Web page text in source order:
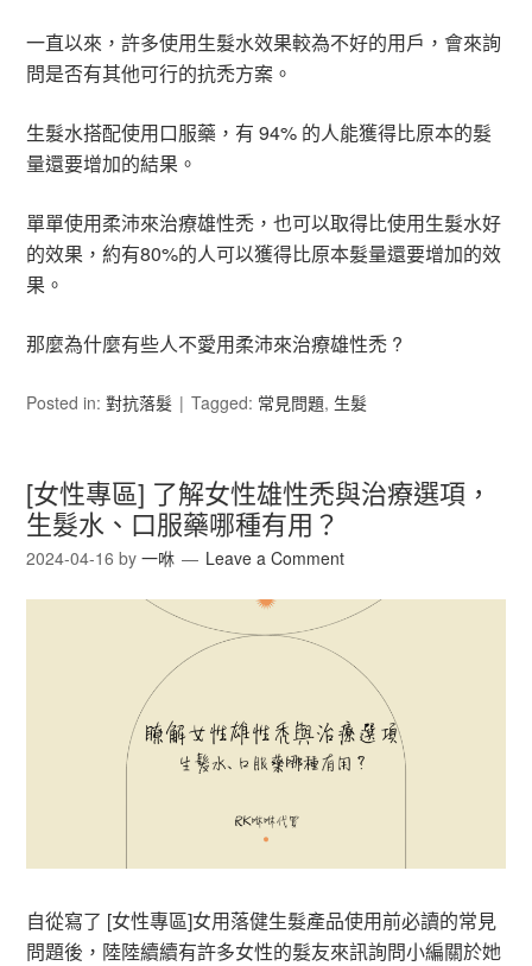
一直以來，許多使用生髮水效果較為不好的用戶，會來詢
問是否有其他可行的抗禿方案。
生髮水搭配使用口服藥，有 94% 的人能獲得比原本的髮
量還要增加的結果。
單單使用柔沛來治療雄性禿，也可以取得比使用生髮水好
的效果，約有80%的人可以獲得比原本髮量還要增加的效
果。
那麼為什麼有些人不愛用柔沛來治療雄性禿 ?
Posted in:對抗落髮 Tagged: 常見問題, 生髮
[女性專區] 了解女性雄性禿與治療選項，
生髮水、口服藥哪種有用？
2024-04-16 by一咻 Leave a Comment
自從寫了 [女性專區]女用落健生髮產品使用前必讀的常見
問題後，陸陸續續有許多女性的髮友來訊詢問小編關於她